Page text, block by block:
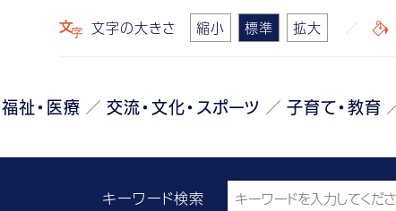
文字の大きさ 縮小 標準 拡大
祉・医療 交流・文化・スポーツ 子育て・教育
キーワード検索